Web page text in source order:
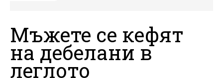
Мъжете се кефят
на дебелани в
леглото